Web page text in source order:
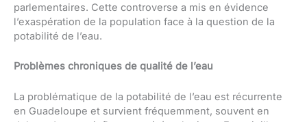
parlementaires. Cette controverse a mis en évidence
l’exaspération de la population face à la question de la
potabilité de l’eau.
Problèmes chroniques de qualité de l’eau
La problématique de la potabilité de l’eau est récurrente
en Guadeloupe et survient fréquemment, souvent en